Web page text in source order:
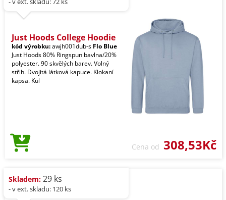
Just Hoods College Hoodie
kód výrobku:awjh001dub-s Flo Blue
Just Hoods 80% Ringspun bavlna/20%
polyester. 90 skvělých barev. Volný
střih. Dvojitá látková kapuce. Klokaní
kapsa. Kul
Cena od 308,53Kč
Skladem: 29 ks
- v ext. skladu: 120 ks